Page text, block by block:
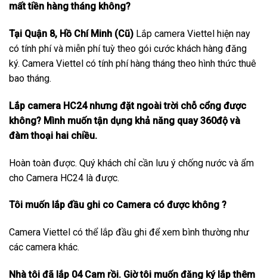
mất tiền hàng tháng không?
Tại Quận 8, Hồ Chí Minh (Cũ) Lắp camera Viettel hiện nay
có tính phí và miễn phí tuỳ theo gói cước khách hàng đăng
ký. Camera Viettel có tính phí hàng tháng theo hình thức thuê
bao tháng.
Lắp camera HC24 nhưng đặt ngoài trời chỗ cổng được
không? Mình muốn tận dụng khả năng quay 360độ và
đàm thoại hai chiều.
Hoàn toàn được. Quý khách chỉ cần lưu ý chống nước và ẩm
cho Camera HC24 là được.
Tôi muốn lắp đầu ghi co Camera có được không ?
Camera Viettel có thể lắp đầu ghi để xem bình thường như
các camera khác.
Nhà tôi đã lắp 04 Cam rồi. Giờ tôi muốn đăng ký lắp thêm